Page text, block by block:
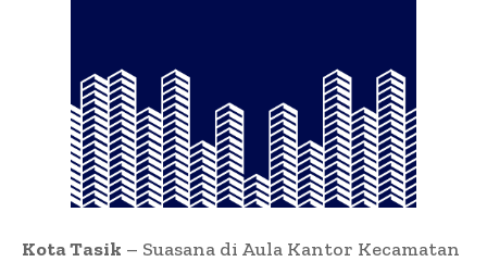
Kota Tasik – Suasana di Aula Kantor Kecamatan